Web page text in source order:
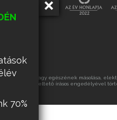
70%
részének vagy egészének másolása,
üzemeltető írásos engedélyével